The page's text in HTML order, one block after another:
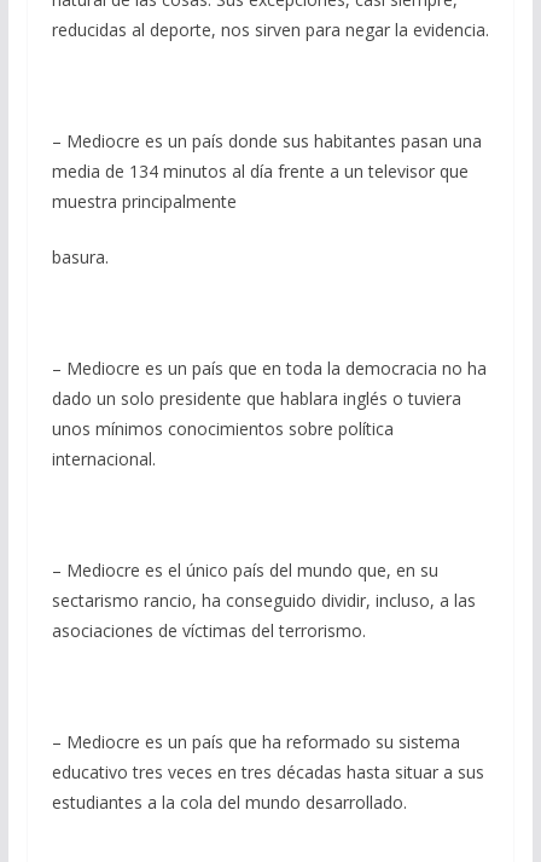
reducidas al deporte, nos sirven para negar la evidencia.
– Mediocre es un país donde sus habitantes pasan una
media de 134 minutos al día frente a un televisor que
muestra principalmente
basura.
– Mediocre es un país que en toda la democracia no ha
dado un solo presidente que hablara inglés o tuviera
unos mínimos conocimientos sobre política
internacional.
– Mediocre es el único país del mundo que, en su
sectarismo rancio, ha conseguido dividir, incluso, a las
asociaciones de víctimas del terrorismo.
– Mediocre es un país que ha reformado su sistema
educativo tres veces en tres décadas hasta situar a sus
estudiantes a la cola del mundo desarrollado.